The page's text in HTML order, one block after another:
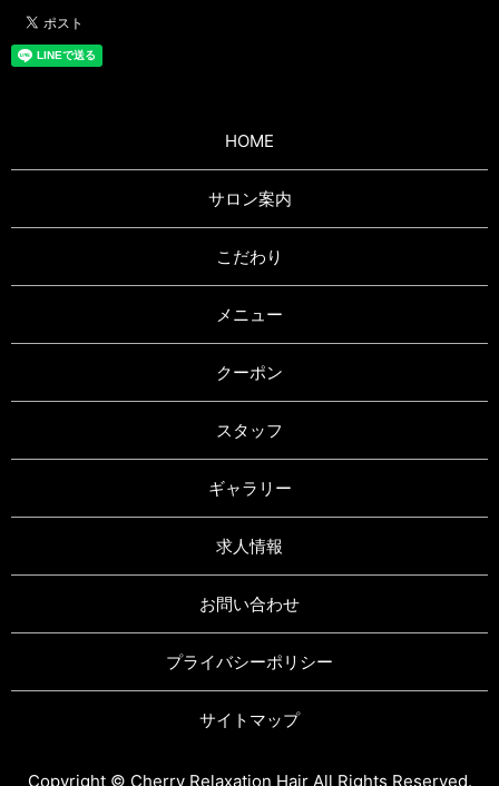
HOME
サロン案内
こだわり
メニュー
クーポン
スタッフ
ギャラリー
求人情報
お問い合わせ
プライバシーポリシー
サイトマップ
Copyright © Cherry Relaxation Hair All Rights Reserved.